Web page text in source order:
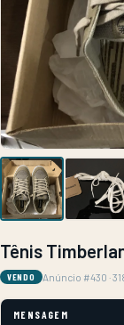
Tênis
VENDO Anúncio #430 ·
MENSAGEM